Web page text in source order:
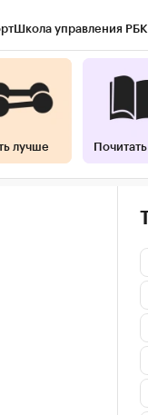
Школа управления РБК
лучше Почитать